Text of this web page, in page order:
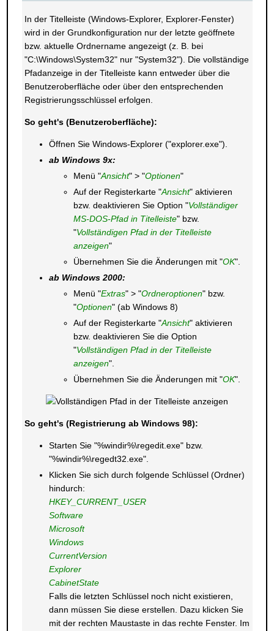
In der Titelleiste (Windows-Explorer, Explorer-Fenster)
wird in der Grundkonfiguration nur der letzte geöffnete
bzw. aktuelle Ordnername angezeigt (z. B. bei
"C:\Windows\System32" nur "System32"). Die vollständige
Pfadanzeige in der Titelleiste kann entweder über die
Benutzeroberfläche oder über den entsprechenden
Registrierungsschlüssel erfolgen.
So geht's (Benutzeroberfläche):
Öffnen Sie Windows-Explorer ("explorer.exe").
ab Windows 9x:
Menü "Ansicht" > "Optionen"
Auf der Registerkarte "Ansicht" aktivieren
bzw. deaktivieren Sie Option "Vollständiger
MS-DOS-Pfad in Titelleiste" bzw.
"Vollständigen Pfad in der Titelleiste
anzeigen"
Übernehmen Sie die Änderungen mit "OK".
ab Windows 2000:
Menü "Extras" > "Ordneroptionen" bzw.
"Optionen" (ab Windows 8)
Auf der Registerkarte "Ansicht" aktivieren
bzw. deaktivieren Sie die Option
"Vollständigen Pfad in der Titelleiste
anzeigen".
Übernehmen Sie die Änderungen mit "OK".
So geht's (Registrierung ab Windows 98):
Starten Sie "%windir%\regedit.exe" bzw.
"%windir%\regedt32.exe".
Klicken Sie sich durch folgende Schlüssel (Ordner)
hindurch:
HKEY_CURRENT_USER
Software
Microsoft
Windows
CurrentVersion
Explorer
CabinetState
Falls die letzten Schlüssel noch nicht existieren,
dann müssen Sie diese erstellen. Dazu klicken Sie
mit der rechten Maustaste in das rechte Fenster. Im